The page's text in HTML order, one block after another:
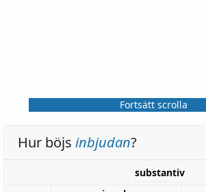
Fortsätt scrolla
Hur böjs inbjudan?
substantiv